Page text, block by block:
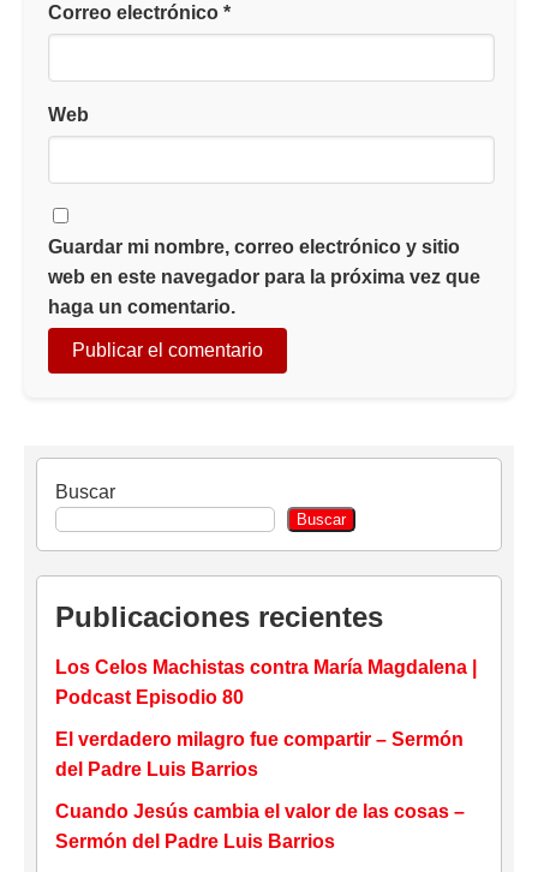
Correo electrónico *
Web
Guardar mi nombre, correo electrónico y sitio
web en este navegador para la próxima vez que
haga un comentario.
Buscar
Buscar
Publicaciones recientes
Los Celos Machistas contra María Magdalena |
Podcast Episodio 80
El verdadero milagro fue compartir – Sermón
del Padre Luis Barrios
Cuando Jesús cambia el valor de las cosas –
Sermón del Padre Luis Barrios